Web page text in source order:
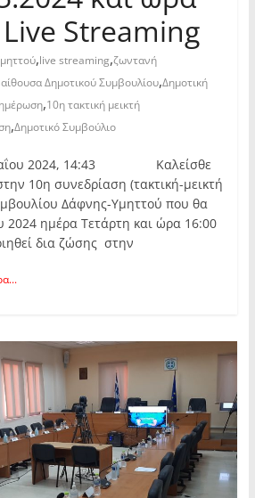
Streaming
,live streaming,ζωντανή
αίθουσα Δημοτικού Συμβουλίου,Δημοτική
,10η τακτική μεικτή
,Δημοτικό Συμβούλιο
2024, 14:43 Καλείσθε
10η συνεδρίαση (τακτική-μεικτή
Δάφνης-Υμηττού που θα
2024 ημέρα Τετάρτη και ώρα 16:00
δια ζώσης στην